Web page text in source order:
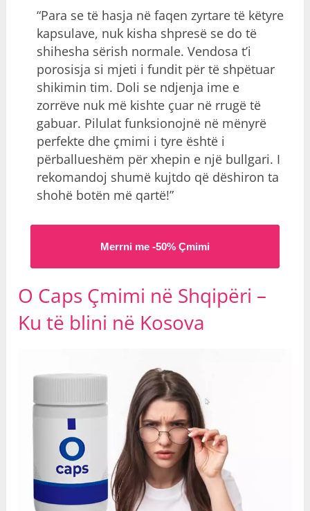
“Para se të hasja në faqen zyrtare të këtyre
kapsulave, nuk kisha shpresë se do të
shihesha sërish normale. Vendosa t’i
porosisja si mjeti i fundit për të shpëtuar
shikimin tim. Doli se ndjenja ime e
zorrëve nuk më kishte çuar në rrugë të
gabuar. Pilulat funksionojnë në mënyrë
perfekte dhe çmimi i tyre është i
përballueshëm për xhepin e një bullgari. I
rekomandoj shumë kujtdo që dëshiron ta
shohë botën më qartë!”
Merrni me -50% Çmimi
O Caps Çmimi në Shqipëri –
Ku të blini në Kosova